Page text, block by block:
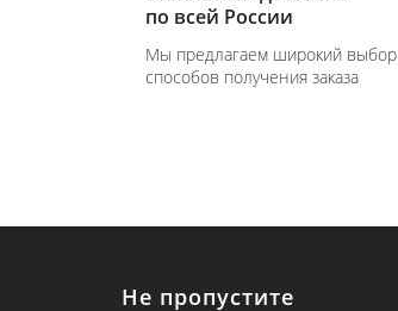
по всей России
Мы предлагаем широкий выбор
способов получения заказа
Не пропустите